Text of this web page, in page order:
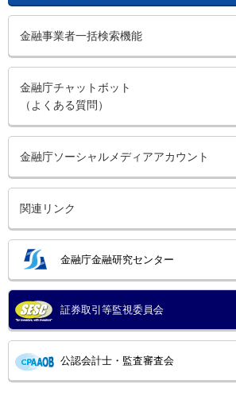
金融事業者一括検索機能
金融庁チャットボット
（よくある質問）
金融庁ソーシャルメディアアカウント
関連リンク
金融庁金融研究センター
証券取引等監視委員会
公認会計士・監査審査会